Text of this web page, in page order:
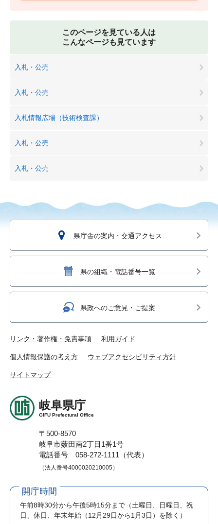
このページを見ている人は
こんなページも見ています
入札・公売
入札・公売
入札情報広場（技術検査課）
入札・公売
入札・公売
県庁舎の案内・交通アクセス
県の組織・電話番号一覧
県政へのご意見・ご提案
リンク・著作権・免責事項 利用ガイド
個人情報保護の考え方 ウェブアクセシビリティ方針
サイトマップ
岐阜県庁
GIFU Prefectural Office
〒500-8570
岐阜市薮田南2丁目1番1号
電話番号 058-272-1111（代表）
（法人番号4000020210005）
開庁時間
午前8時30分から午後5時15分まで （土曜日、日曜日、祝
日、休日、年末年始（12月29日から1月3日）を除く）